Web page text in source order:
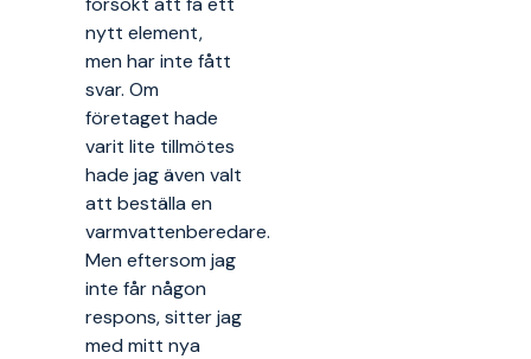
nytt element,
men har inte fått
svar. Om
företaget hade
varit lite tillmötes
hade jag även valt
att beställa en
varmvattenberedare.
Men eftersom jag
inte får någon
respons, sitter jag
med mitt nya